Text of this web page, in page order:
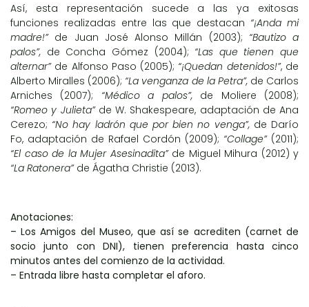
Así, esta representación sucede a las ya exitosas
funciones realizadas entre las que destacan “¡Anda mi
madre!”de Juan José Alonso Millán (2003); “Bautizo a
palos”, de Concha Gómez (2004); “Las que tienen que
alternar” de Alfonso Paso (2005); “¡Quedan detenidos!”, de
Alberto Miralles (2006); “La venganza de la Petra”,de Carlos
Arniches (2007); “Médico a palos”, de Moliere (2008);
“Romeo y Julieta” de W. Shakespeare, adaptación de Ana
Cerezo; “No hay ladrón que por bien no venga”,de Darío
Fo, adaptación de Rafael Cordón (2009); “Collage”(2011);
“El caso de la Mujer Asesinadita”de Miguel Mihura (2012) y
“La Ratonera”de Ágatha Christie (2013).
Anotaciones:
– Los Amigos del Museo, que así se acrediten (carnet de
socio junto con DNI), tienen preferencia hasta cinco
minutos antes del comienzo de la actividad.
– Entrada libre hasta completar el aforo.